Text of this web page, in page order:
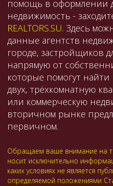
помощь в оформлении
недвижимость -
REALTORS.SU. Здесь
данные агентств
городе, застройщиков
напрямую от
которые помогут
двух, трёхкомнатную
или коммерческую
вторичном рынке
первичном.
Обращаем ваше внимание на
носит исключительно
каких условиях не является
определяемой положениями